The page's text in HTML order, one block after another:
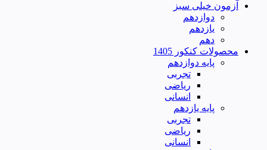
آزمون خیلی سبز
دوازدهم
یازدهم
دهم
محصولات کنکور 1405
پایه دوازدهم
تجربی
ریاضی
انسانی
پایه یازدهم
تجربی
ریاضی
انسانی